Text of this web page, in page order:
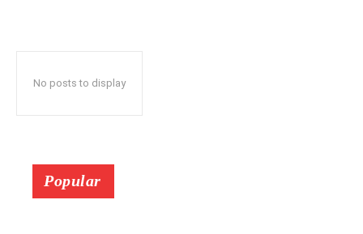
No posts to display
Popular